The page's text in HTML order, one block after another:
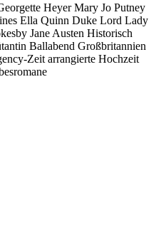
Heyer Mary Jo Putney
Ella Quinn Duke Lord Lady
Jane Austen Historisch
Ballabend Großbritannien
Zeit arrangierte Hochzeit